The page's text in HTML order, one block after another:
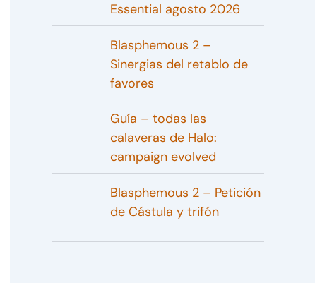
Essential agosto 2026
Blasphemous 2 –
Sinergias del retablo de
favores
Guía – todas las
calaveras de Halo:
campaign evolved
Blasphemous 2 – Petición
de Cástula y trifón